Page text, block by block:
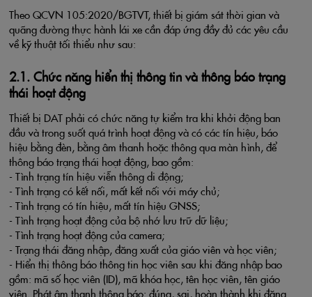
Theo QCVN 105:2020/BGTVT, thiết bị giám sát thời gian và
quãng đường thực hành lái xe cần đáp ứng đầy đủ các yêu cầu
về kỹ thuật tối thiểu như sau:
2.1. Chức năng hiển thị thông tin và thông báo trạng
thái hoạt động
Thiết bị DAT phải có chức năng tự kiểm tra khi khởi động ban
đầu và trong suốt quá trình hoạt động và có các tín hiệu, báo
hiệu bằng đèn, bằng âm thanh hoặc thông qua màn hình, để
thông báo trạng thái hoạt động, bao gồm:
- Tình trạng tín hiệu viễn thông di động;
- Tình trạng có kết nối, mất kết nối với máy chủ;
- Tình trạng có tín hiệu, mất tín hiệu GNSS;
- Tình trạng hoạt động của bộ nhớ lưu trữ dữ liệu;
- Tình trạng hoạt động của camera;
- Trạng thái đăng nhập, đăng xuất của giáo viên và học viên;
- Hiển thị thông báo thông tin học viên sau khi đăng nhập bao
gồm: mã số học viên (ID), mã khóa học, tên học viên, tên giáo
viên. Phát âm thanh thông báo: đúng, sai, hoàn thành khi đăng